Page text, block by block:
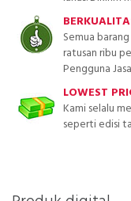
Semua
ratusan ribu
Pengguna
LOWEST
Kami selalu
seperti edisi